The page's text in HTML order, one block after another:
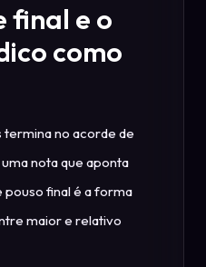
final e o
como
termina no acorde de
nota que aponta
final é a forma
maior e relativo